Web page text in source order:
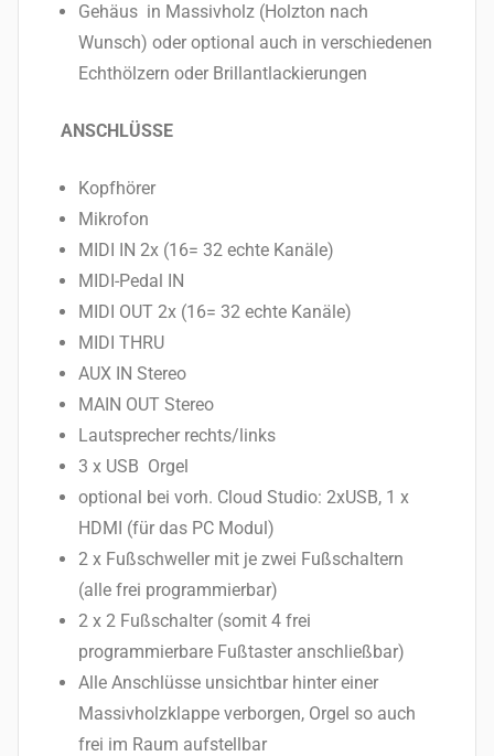
Gehäus in Massivholz (Holzton nach
Wunsch) oder optional auch in verschiedenen
Echthölzern oder Brillantlackierungen
ANSCHLÜSSE
Kopfhörer
Mikrofon
MIDI IN 2x (16= 32 echte Kanäle)
MIDI-Pedal IN
MIDI OUT 2x (16= 32 echte Kanäle)
MIDI THRU
AUX IN Stereo
MAIN OUT Stereo
Lautsprecher rechts/links
3 x USB Orgel
optional bei vorh. Cloud Studio: 2xUSB, 1 x
HDMI (für das PC Modul)
2 x Fußschweller mit je zwei Fußschaltern
(alle frei programmierbar)
2 x 2 Fußschalter (somit 4 frei
programmierbare Fußtaster anschließbar)
Alle Anschlüsse unsichtbar hinter einer
Massivholzklappe verborgen, Orgel so auch
frei im Raum aufstellbar